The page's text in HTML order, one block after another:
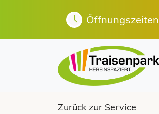
Öffnungszeiten
Zurück zur Service